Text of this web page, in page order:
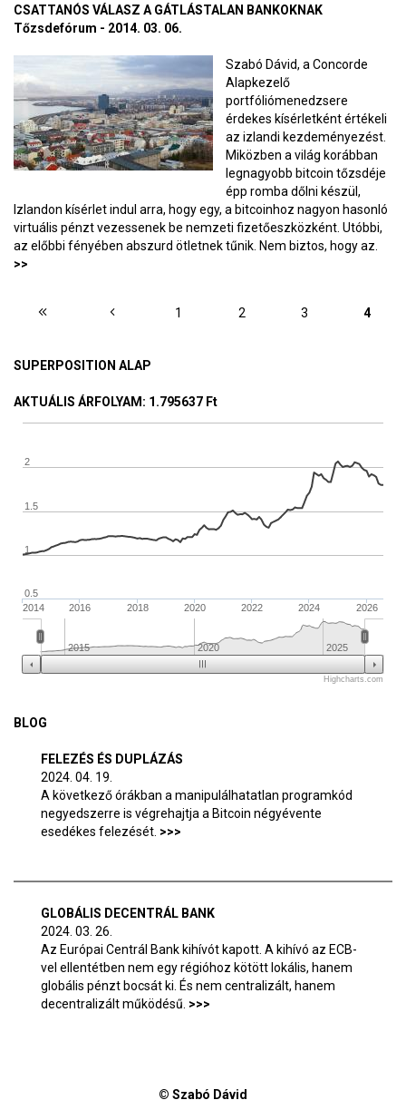
CSATTANÓS VÁLASZ A GÁTLÁSTALAN BANKOKNAK
Tőzsdefórum - 2014. 03. 06.
Szabó Dávid, a Concorde
Alapkezelő
portfóliómenedzsere
érdekes kísérletként értékeli
az izlandi kezdeményezést.
Miközben a világ korábban
legnagyobb bitcoin tőzsdéje
épp romba dőlni készül,
Izlandon kísérlet indul arra, hogy egy, a bitcoinhoz nagyon hasonló
virtuális pénzt vezessenek be nemzeti fizetőeszközként. Utóbbi,
az előbbi fényében abszurd ötletnek tűnik. Nem biztos, hogy az.
>>
OLDALAK 1 2 3 4
SUPERPOSITION ALAP
AKTUÁLIS ÁRFOLYAM : 1.795637 Ft
2016 2018 2020 2022 2024 2026
2014
2015 2020 2025
1
1.5
2
0.5
Highcharts.com
BLOG
FELEZÉS ÉS DUPLÁZÁS
2024. 04. 19.
A következő órákban a manipulálhatatlan programkód
negyedszerre is végrehajtja a Bitcoin négyévente
esedékes felezését.
GLOBÁLIS DECENTRÁL BANK
2024. 03. 26.
Az Európai Centrál Bank kihívót kapott. A kihívó az ECB-
vel ellentétben nem egy régióhoz kötött lokális, hanem
globális pénzt bocsát ki. És nem centralizált, hanem
decentralizált működésű.
© Szabó Dávid